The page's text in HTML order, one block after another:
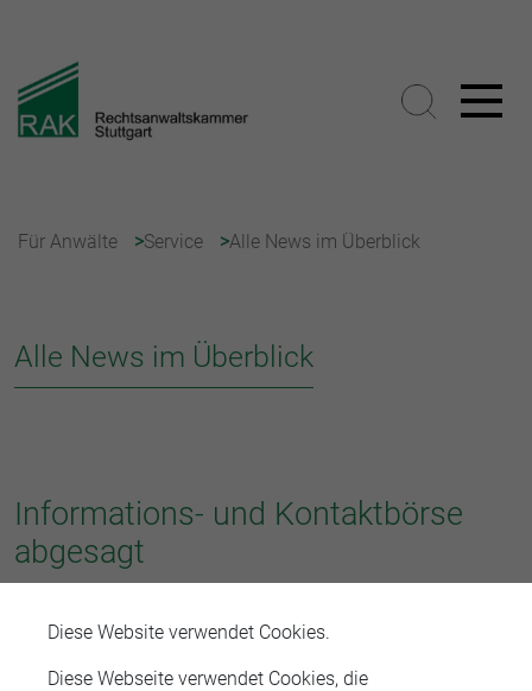
Diese Website verwendet Cookies.
Diese Webseite verwendet Cookies, die
Für Anwälte Service Alle News im Überblick
Alle News im Überblick
Informations- und Kontaktbörse
abgesagt
Veröffentlicht am 12.09.2023